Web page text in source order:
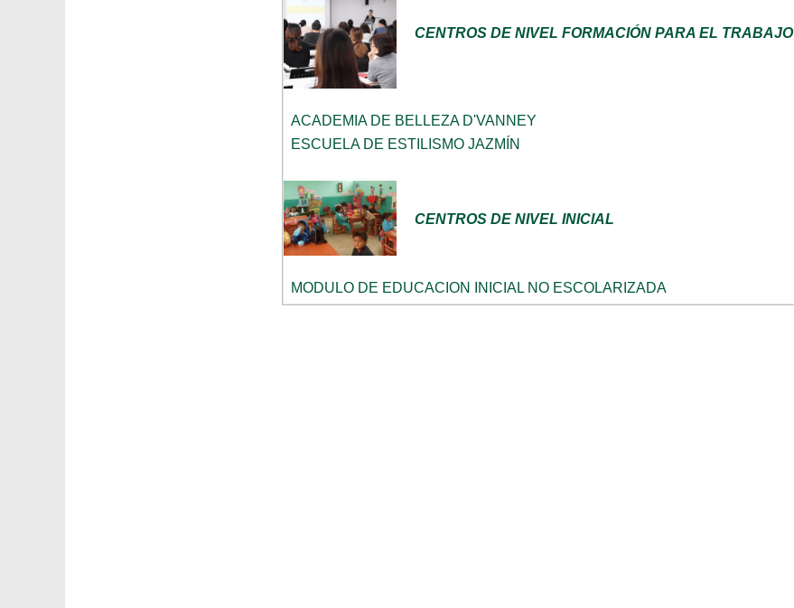
CENTROS DE NIVEL FORMACIÓN PARA EL TRABAJO
ACADEMIA DE BELLEZA D'VANNEY
ESCUELA DE ESTILISMO JAZMÍN
CENTROS DE NIVEL INICIAL
MODULO DE EDUCACION INICIAL NO ESCOLARIZADA